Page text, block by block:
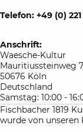
Telefon: +49 (0)
Anschrift:
Waesche-Kultur
Mauritiussteinweg
50676 Köln
Deutschland
Samstag: 10:00 -
Fischbacher 1819
wurde von unseren